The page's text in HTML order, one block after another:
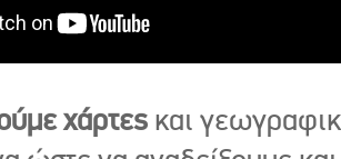
χάρτες και